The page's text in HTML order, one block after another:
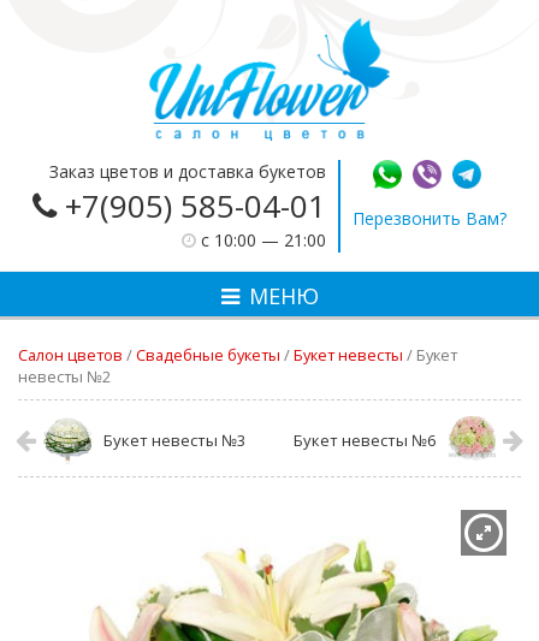
Заказ цветов и доставка букетов
+7(905) 585-04-01
c 10:00 — 21:00
Перезвонить Вам?
МЕНЮ
Салон цветов /Свадебные букеты /Букет невесты / Букет
невесты №2
Букет невесты №3 Букет невесты №6